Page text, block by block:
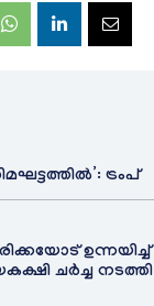
ട്രംപ്
ഉന്നയിച്ച്
ചർച്ച നടത്തി